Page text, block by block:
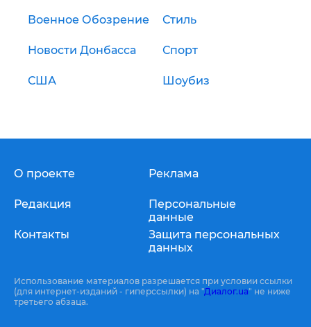
Военное Обозрение Стиль
Новости Донбасса Спорт
США Шоубиз
О проекте
Редакция
Контакты
Реклама
Персональные
данные
Защита персональных
данных
Использование материалов разрешается при условии ссылки
(для интернет-изданий - гиперссылки) на "Диалог.ua" не ниже
третьего абзаца.